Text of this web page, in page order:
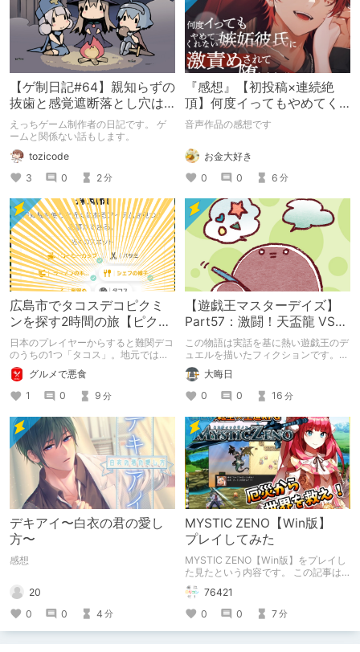
【ゲ制日記#64】親知らずの
抜歯と感覚遮断落とし穴は
だいたい一緒
えっちゲーム制作者の日記です。 ゲ
ームと関係ない話もします。
tozicode
3
0 2分
『感想』【初投稿×連続絶
頂】何度イってもやめてく
れない嫉妬彼氏に激責めさ
音声作品の感想です
お金大好き
0
0 6 分
広島市でタコスデコピクミ
ンを探す2時間の旅【ピクミ
ンブルーム / Pikmin
Bloom】
日本のプレイヤーからすると難関デコ
のうちの1つ「タコス」。地元では見
つけられなかった男が広島で探す旅を
お送りします。ねくすと5月のテーマ
「お出かけの記録」。
グルメで悪食
1
0 9 分
【遊戯王マスターデイズ】
Part57：激闘！天盃龍 VS
千年D【架空デュエル】
この物語は実話を基に熱い遊戯王のデ
ュエルを描いたフィクションです。
（自分用メモ：2025-05-14）
大晦日
0
0 16 分
デキアイ〜白衣の君の愛し
方〜
感想
20
0
0 4 分
MYSTIC ZENO【Win版】
プレイしてみた
MYSTIC ZENO【Win版】をプレイし
た見たという内容です。 この記事は
通常のクリエイターズ記事です。
76421
0
0 7分